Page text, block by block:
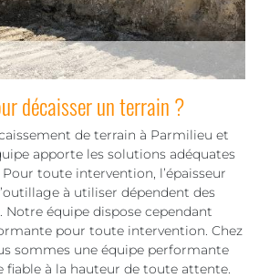
décaisser un terrain ?
de terrain à Parmilieu et
apporte les solutions adéquates
toute intervention, l’épaisseur
à utiliser dépendent des
Notre équipe dispose cependant
pour toute intervention. Chez
sommes une équipe performante
fiable à la hauteur de toute attente.